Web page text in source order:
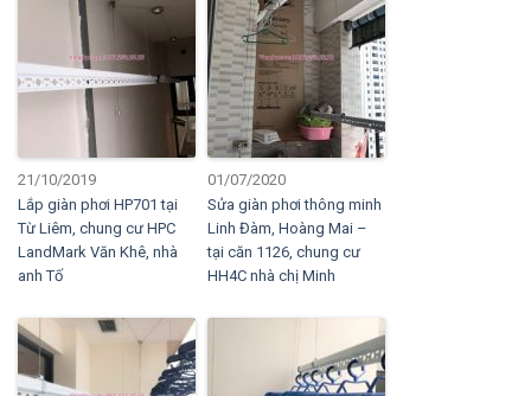
21/10/2019
Lắp giàn phơi HP701 tại
Từ Liêm, chung cư HPC
LandMark Văn Khê, nhà
anh Tố
01/07/2020
Sửa giàn phơi thông minh
Linh Đàm, Hoàng Mai –
tại căn 1126, chung cư
HH4C nhà chị Minh